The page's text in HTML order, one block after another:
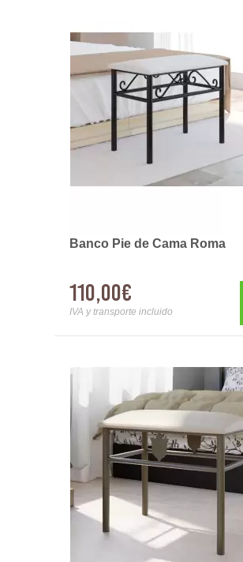
Banco Pie de Cama Roma
110,00€
IVA y transporte incluido